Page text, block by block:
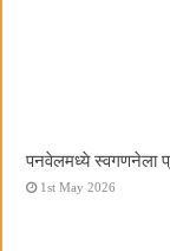
पनवेलमध्ये स्वगणनेला
1st May 2026